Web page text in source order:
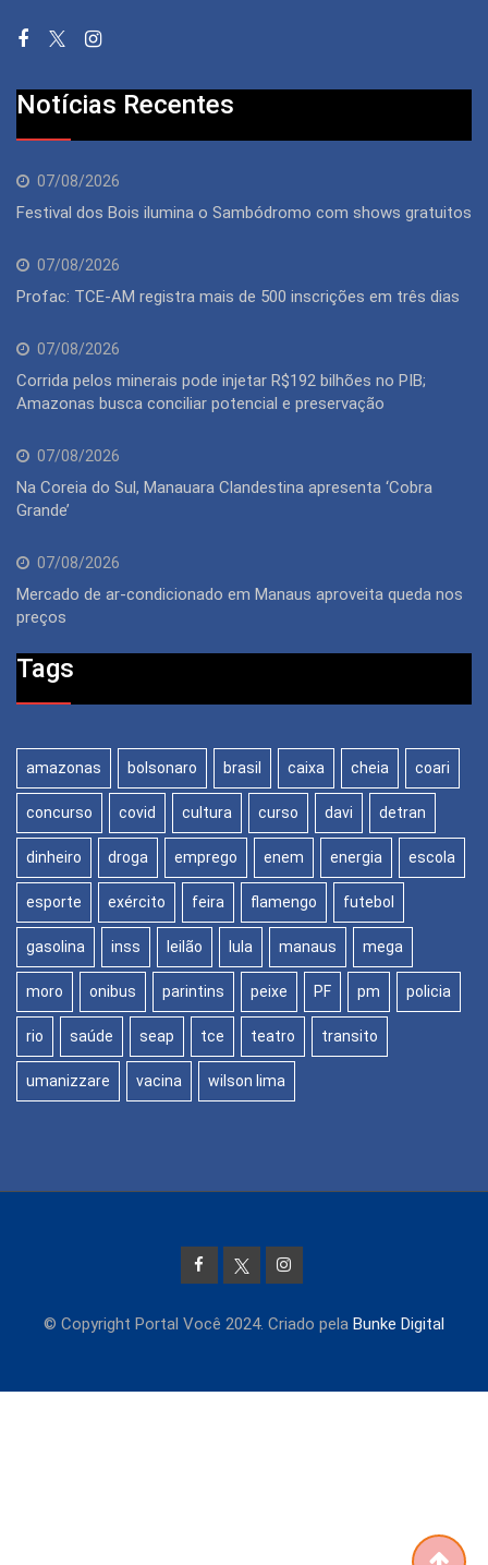
Notícias Recentes
07/08/2026
Festival dos Bois ilumina o Sambódromo com shows gratuitos
07/08/2026
Profac: TCE-AM registra mais de 500 inscrições em três dias
07/08/2026
Corrida pelos minerais pode injetar R$192 bilhões no PIB;
Amazonas busca conciliar potencial e preservação
07/08/2026
Na Coreia do Sul, Manauara Clandestina apresenta ‘Cobra
Grande’
07/08/2026
Mercado de ar-condicionado em Manaus aproveita queda nos
preços
Tags
amazonas bolsonaro brasil caixa cheia coari
concurso covid cultura curso davi detran
dinheiro droga emprego enem energia escola
esporte exército feira flamengo futebol
gasolina inss leilão lula manaus mega
moro onibus parintins peixe PF pm policia
rio saúde seap tce teatro transito
umanizzare vacina wilson lima
© Copyright Portal Você 2024. Criado pela Bunke Digital